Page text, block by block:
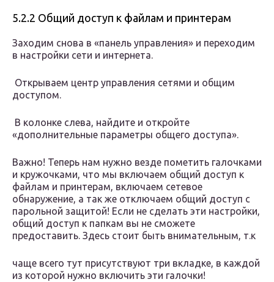
5.2.2 Общий доступ к файлам и принтерам
Заходим снова в «панель управления» и переходим
в настройки сети и интернета.
Открываем центр управления сетями и общим
доступом.
В колонке слева, найдите и откройте
«дополнительные параметры общего доступа».
Важно! Теперь нам нужно везде пометить галочками
и кружочками, что мы включаем общий доступ к
файлам и принтерам, включаем сетевое
обнаружение, а так же отключаем общий доступ с
парольной защитой! Если не сделать эти настройки,
общий доступ к папкам вы не сможете
предоставить. Здесь стоит быть внимательным, т.к
чаще всего тут присутствуют три вкладке, в каждой
из которой нужно включить эти галочки!